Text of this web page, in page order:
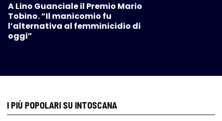
A Lino Guanciale il Premio Mario
Tobino. “Il manicomio fu
l’alternativa al femminicidio di
oggi”
I PIÙ POPOLARI SU INTOSCANA